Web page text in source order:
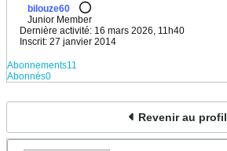
bilouze60
Junior Member
Dernière activité: 16 mars 2026, 11h40
Inscrit: 27 janvier 2014
Abonnements11
Abonnés0
Revenir au profil